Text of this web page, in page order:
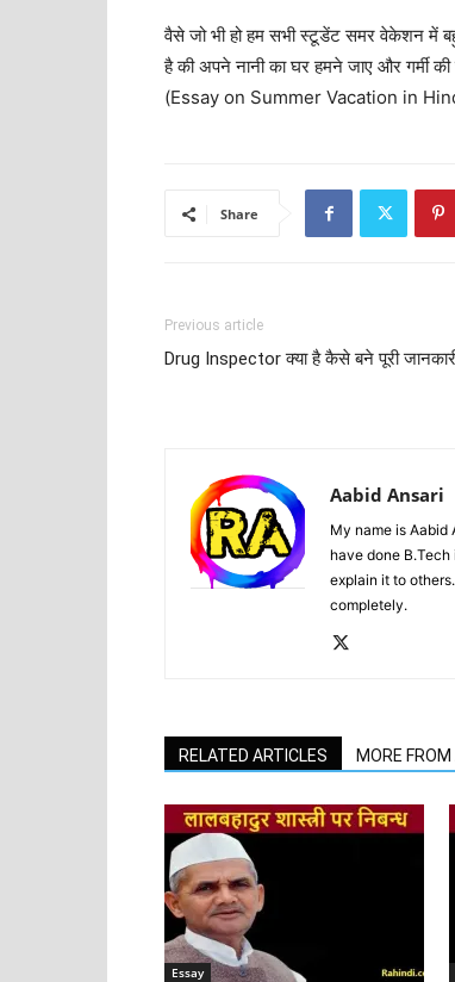
वैसे जो भी हो हम सभी स्टूडेंट समर वेकेशन में
है की अपने नानी का घर हमने जाए और गर्मी
(Essay on Summer Vacation in
Share
Previous article
Drug Inspector क्या है कैसे बने पूरी
Aabid Ansari
My name is Aabid
have done
explain it to
completely.
RELATED ARTICLES MORE
Essay